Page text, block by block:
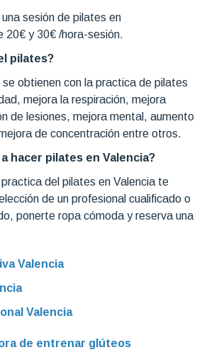
sesión de pilates en
20€ y 30€ /hora-sesión.
pilates?
se obtienen con la practica de pilates
mejora la respiración, mejora
de lesiones, mejora mental, aumento
de concentración entre otros.
hacer pilates en Valencia?
del pilates en Valencia te
de un profesional cualificado o
ponerte ropa cómoda y reserva una
Valencia
Valencia
de entrenar glúteos